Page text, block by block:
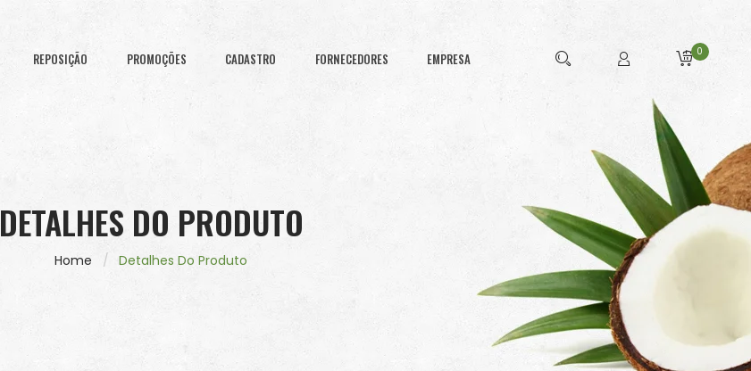
REPOSIÇÃO PROMOÇÕES CADASTRO FORNECEDORES EMPRESA 0
DETALHES DO PRODUTO
Home Detalhes Do Produto